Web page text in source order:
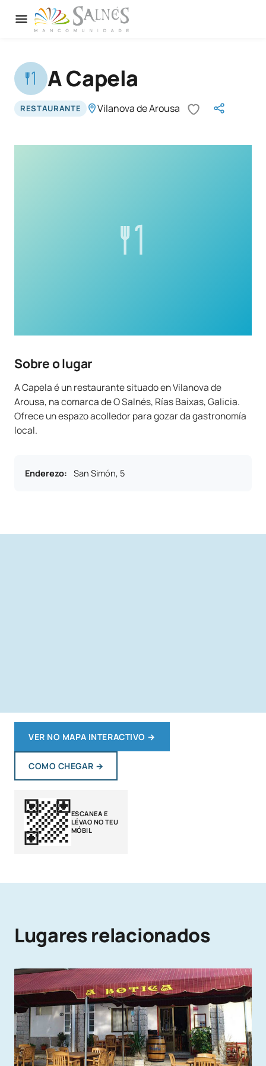
A Capela
RESTAURANTE Vilanova de Arousa
Sobre o lugar
A Capela é un restaurante situado en Vilanova de
Arousa, na comarca de O Salnés, Rías Baixas, Galicia.
Ofrece un espazo acolledor para gozar da gastronomía
local.
Enderezo: San Simón, 5
VER NO MAPA INTERACTIVO →
COMO CHEGAR →
ESCANEA E
LÉVAO NO TEU
MÓBIL
Lugares relacionados